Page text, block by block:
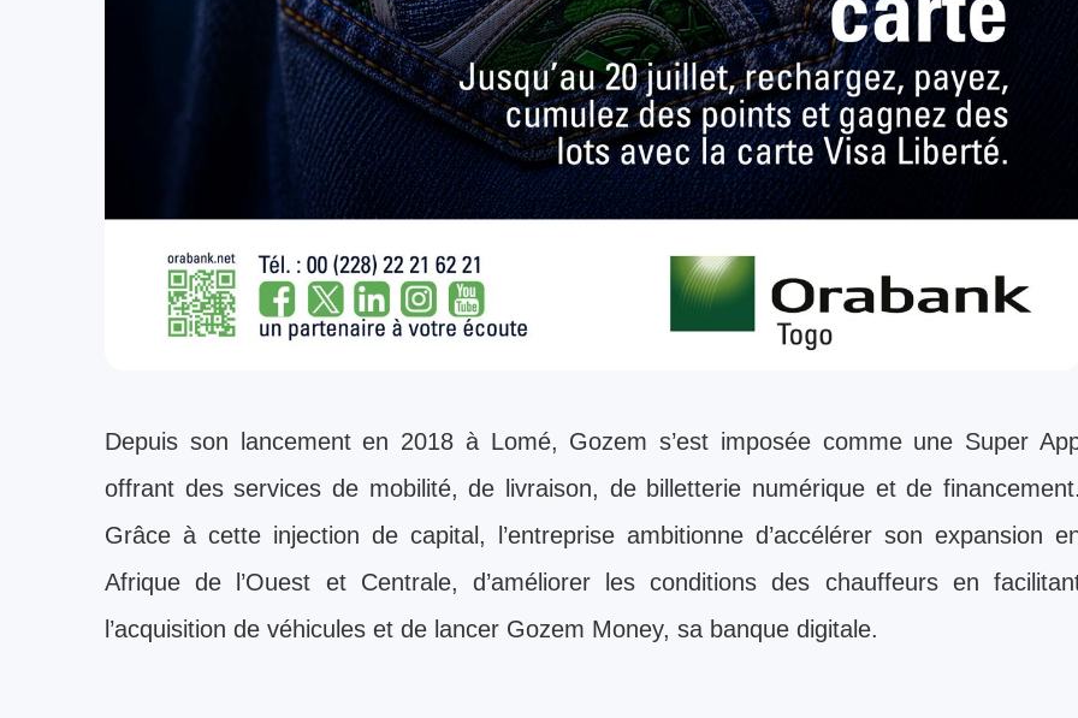
Depuis son lancement en 2018 à Lomé, Gozem s’est imposée comme une Super
offrant des services de mobilité, de livraison, de billetterie numérique et de
Grâce à cette injection de capital, l’entreprise ambitionne d’accélérer son expansion
Afrique de l’Ouest et Centrale, d’améliorer les conditions des chauffeurs en
l’acquisition de véhicules et de lancer Gozem Money, sa banque digitale.